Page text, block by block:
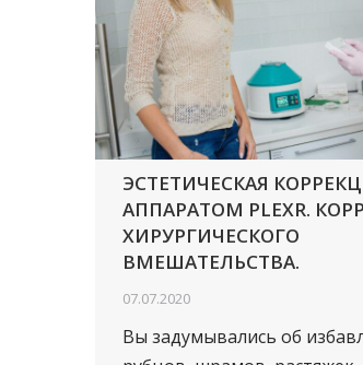
ЭСТЕТИЧЕСКАЯ
АППАРАТОМ PLEXR.
ХИРУРГИЧЕСКОГО
ВМЕШАТЕЛЬСТВА.
07.07.2020
Вы задумывались об